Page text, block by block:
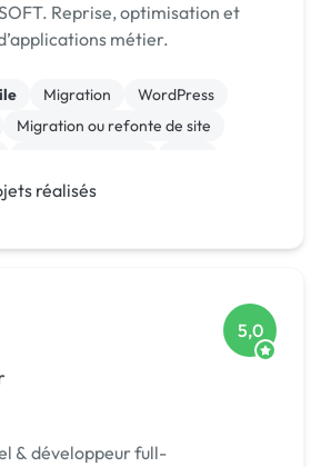
Reprise, optimisation et
métier.
Migration
WordPress
Migration ou refonte de site
Site E-commerce
réalisés
5,0
& développeur full-